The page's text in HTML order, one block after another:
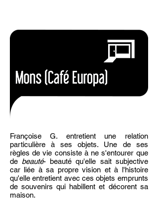
Françoise G. entretient une relation
particulière à ses objets. Une de ses
règles de vie consiste à ne s'entourer que
de beauté- beauté qu'elle sait subjective
car liée à sa propre vision et à l'histoire
qu'elle entretient avec ces objets emprunts
de souvenirs qui habillent et décorent sa
maison.